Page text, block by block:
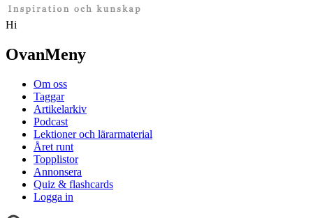
Hi
OvanMeny
Om oss
Taggar
Artikelarkiv
Podcast
Lektioner och lärarmaterial
Året runt
Topplistor
Annonsera
Quiz & flashcards
Logga in